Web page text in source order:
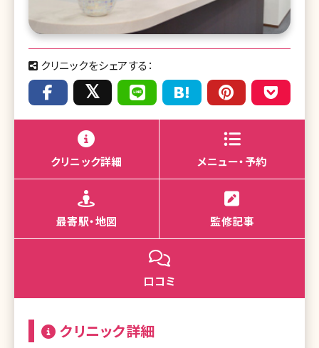
クリニックをシェアする：
クリニック詳細 メニュー・予約
最寄駅・地図 監修記事
口コミ
クリニック詳細